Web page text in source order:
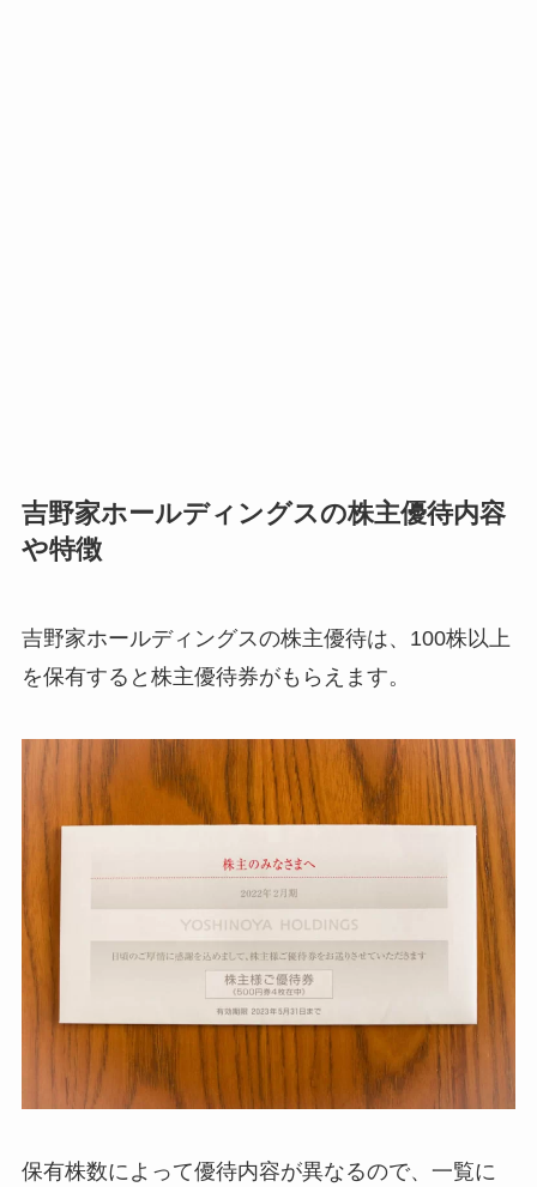
吉野家ホールディングスの株主優待内容
や特徴
吉野家ホールディングスの株主優待は、100株以上
を保有すると株主優待券がもらえます。
保有株数によって優待内容が異なるので、一覧に